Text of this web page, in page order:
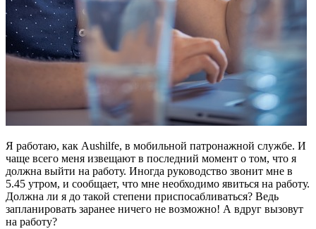
Я работаю, как Aushilfe, в мобильной патронажной службе. И
чаще всего меня извещают в последний момент о том, что я
должна выйти на работу. Иногда руководство звонит мне в
5.45 утром, и сообщает, что мне необходимо явиться на работу.
Должна ли я до такой степени приспосабливаться? Ведь
запланировать заранее ничего не возможно! А вдруг вызовут
на работу?